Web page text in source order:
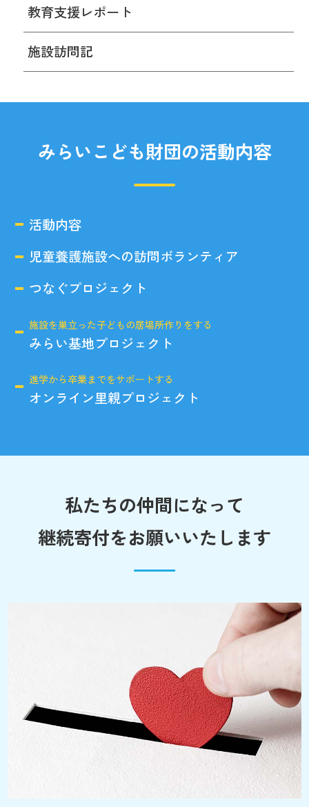
教育支援レポート
施設訪問記
みらいこども財団の活動内容
活動内容
児童養護施設への訪問ボランティア
つなぐプロジェクト
施設を巣立った子どもの居場所作りをする
みらい基地プロジェクト
進学から卒業までをサポートする
オンライン里親プロジェクト
私たちの仲間になって
継続寄付をお願いいたします